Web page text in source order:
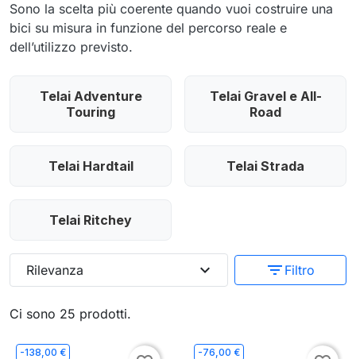
Sono la scelta più coerente quando vuoi costruire una
bici su misura in funzione del percorso reale e
dell’utilizzo previsto.
Telai Adventure
Touring
Telai Gravel e All-
Road
Telai Hardtail Telai Strada
Telai Ritchey
Ci sono 25 prodotti.
Rilevanza expand_more filter_list Filtro
-138,00 € -76,00 €